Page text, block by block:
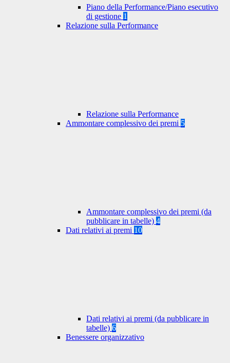
Piano della Performance/Piano esecutivo
di gestione 1
Relazione sulla Performance
Relazione sulla Performance
Ammontare complessivo dei premi 5
Ammontare complessivo dei premi (da
pubblicare in tabelle) 4
Dati relativi ai premi 10
Dati relativi ai premi (da pubblicare in
tabelle) 6
Benessere organizzativo